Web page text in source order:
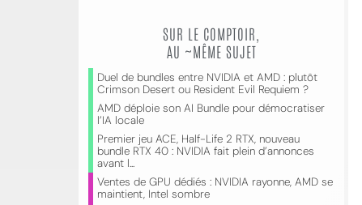
SUR LE COMPTOIR,
AU ~MÊME SUJET
Duel de bundles entre NVIDIA et AMD : plutôt
Crimson Desert ou Resident Evil Requiem ?
AMD déploie son AI Bundle pour démocratiser
l’IA locale
Premier jeu ACE, Half-Life 2 RTX, nouveau
bundle RTX 40 : NVIDIA fait plein d’annonces
avant l...
Ventes de GPU dédiés : NVIDIA rayonne, AMD se
maintient, Intel sombre